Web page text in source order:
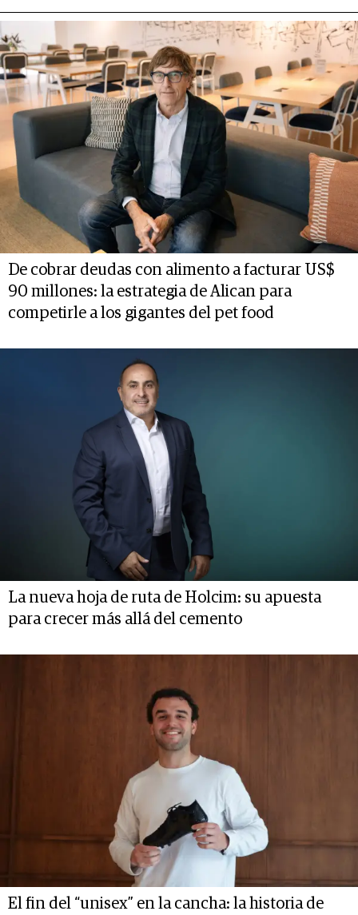
De cobrar deudas con alimento a facturar US$
90 millones: la estrategia de Alican para
competirle a los gigantes del pet food
La nueva hoja de ruta de Holcim: su apuesta
para crecer más allá del cemento
El fin del “unisex” en la cancha: la historia de